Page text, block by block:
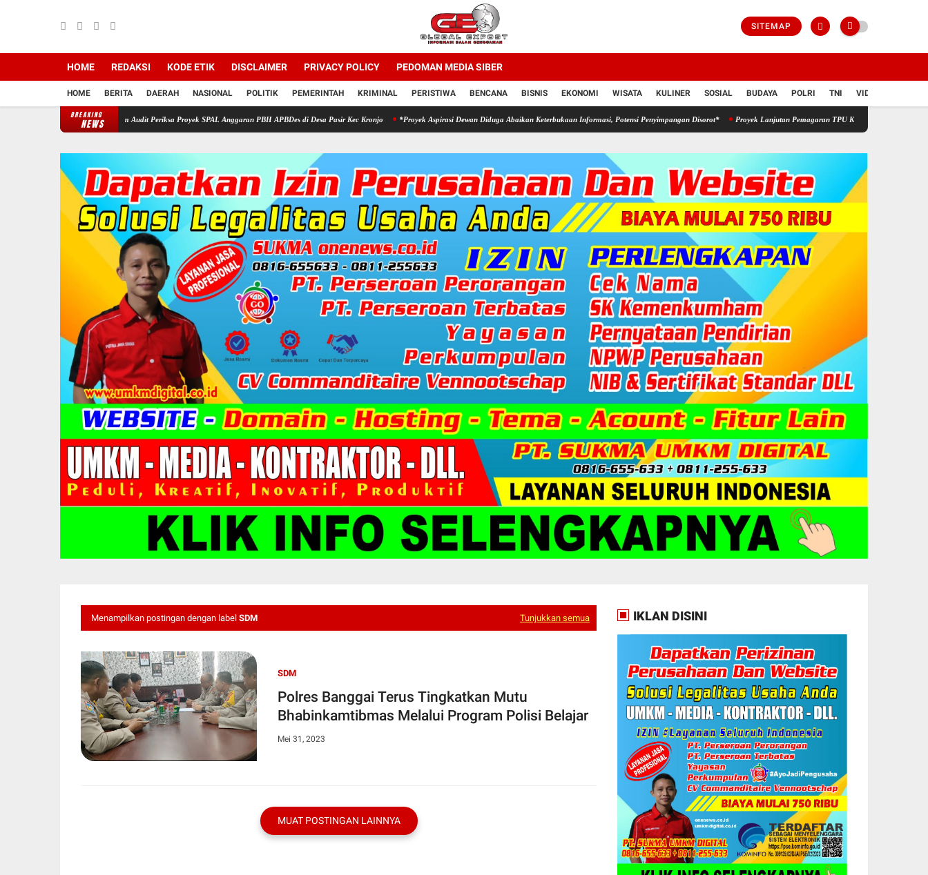
SITEMAP
HOME REDAKSI KODE ETIK DISCLAIMER PRIVACY POLICY PEDOMAN MEDIA SIBER
HOME BERITA DAERAH NASIONAL POLITIK PEMERINTAH KRIMINAL PERISTIWA BENCANA BISNIS EKONOMI WISATA KULINER SOSIAL BUDAYA POLRI TNI VIDIO
BREAKING
NEWS
: Minta Tim Audit Periksa Proyek SPAL Anggaran PBH APBDes di Desa Pasir Kec Kronjo *Proyek Aspirasi Dewan Diduga Abaikan Keterbukaan Informasi, Potensi Penyimpangan Disorot* Proyek Lanjutan Pemagaran TPU Kembang Kalak Mendapat Apresiasi
Menampilkan postingan dengan label SDM Tunjukkan semua
SDM
Polres Banggai Terus Tingkatkan Mutu
Bhabinkamtibmas Melalui Program Polisi Belajar
Mei 31, 2023
MUAT POSTINGAN LAINNYA
IKLAN DISINI